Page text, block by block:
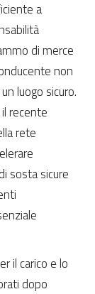
a
di merce
non
luogo sicuro.
recente
rete
sosta sicure
il carico e lo
dopo